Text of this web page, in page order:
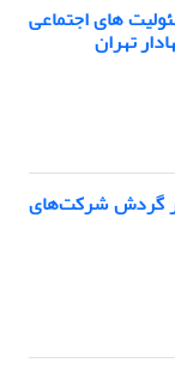
های اجتماعی
تهران
در گردش شرکت‌های